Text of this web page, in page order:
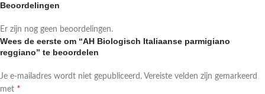
Beoordelingen
Er zijn nog geen beoordelingen.
Wees de eerste om “AH Biologisch Italiaanse parmigiano
reggiano” te beoordelen
Je e-mailadres wordt niet gepubliceerd. Vereiste velden zijn gemarkeerd
met *